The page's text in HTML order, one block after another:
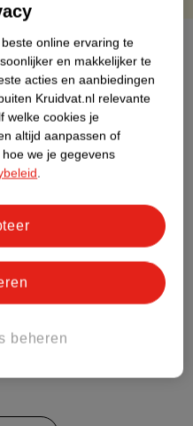
heeft (nog) geen Nature
online ervaring te
en makkelijker te
acties en aanbiedingen
Kruidvat.nl relevante
welke cookies je
altijd aanpassen of
we je gegevens
.
beheren